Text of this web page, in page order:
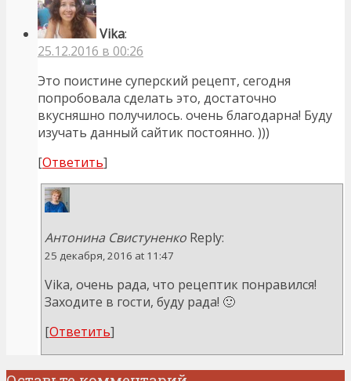
Vika:
25.12.2016 в 00:26
Это поистине суперский рецепт, сегодня
попробовала сделать это, достаточно
вкусняшно получилось. очень благодарна! Буду
изучать данный сайтик постоянно. )))
[Ответить]
Антонина Свистуненко Reply:
25 декабря, 2016 at 11:47
Vika, очень рада, что рецептик понравился!
Заходите в гости, буду рада! 🙂
[Ответить]